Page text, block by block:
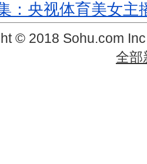
：央视体育美女主
© 2018 Sohu.com
全部